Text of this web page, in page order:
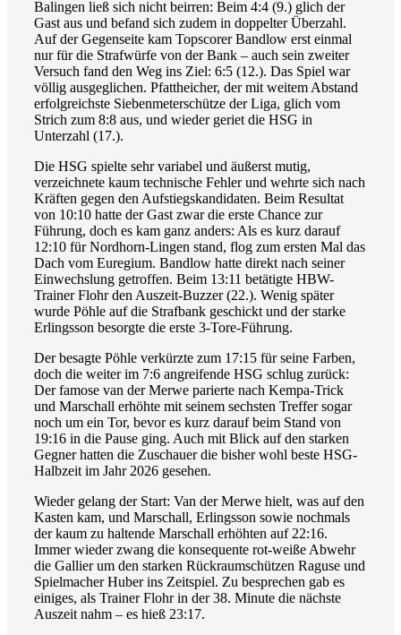
Balingen ließ sich nicht beirren: Beim 4:4 (9.) glich der
Gast aus und befand sich zudem in doppelter Überzahl.
Auf der Gegenseite kam Topscorer Bandlow erst einmal
nur für die Strafwürfe von der Bank – auch sein zweiter
Versuch fand den Weg ins Ziel: 6:5 (12.). Das Spiel war
völlig ausgeglichen. Pfattheicher, der mit weitem Abstand
erfolgreichste Siebenmeterschütze der Liga, glich vom
Strich zum 8:8 aus, und wieder geriet die HSG in
Unterzahl (17.).
Die HSG spielte sehr variabel und äußerst mutig,
verzeichnete kaum technische Fehler und wehrte sich nach
Kräften gegen den Aufstiegskandidaten. Beim Resultat
von 10:10 hatte der Gast zwar die erste Chance zur
Führung, doch es kam ganz anders: Als es kurz darauf
12:10 für Nordhorn-Lingen stand, flog zum ersten Mal das
Dach vom Euregium. Bandlow hatte direkt nach seiner
Einwechslung getroffen. Beim 13:11 betätigte HBW-
Trainer Flohr den Auszeit-Buzzer (22.). Wenig später
wurde Pöhle auf die Strafbank geschickt und der starke
Erlingsson besorgte die erste 3-Tore-Führung.
Der besagte Pöhle verkürzte zum 17:15 für seine Farben,
doch die weiter im 7:6 angreifende HSG schlug zurück:
Der famose van der Merwe parierte nach Kempa-Trick
und Marschall erhöhte mit seinem sechsten Treffer sogar
noch um ein Tor, bevor es kurz darauf beim Stand von
19:16 in die Pause ging. Auch mit Blick auf den starken
Gegner hatten die Zuschauer die bisher wohl beste HSG-
Halbzeit im Jahr 2026 gesehen.
Wieder gelang der Start: Van der Merwe hielt, was auf den
Kasten kam, und Marschall, Erlingsson sowie nochmals
der kaum zu haltende Marschall erhöhten auf 22:16.
Immer wieder zwang die konsequente rot-weiße Abwehr
die Gallier um den starken Rückraumschützen Raguse und
Spielmacher Huber ins Zeitspiel. Zu besprechen gab es
einiges, als Trainer Flohr in der 38. Minute die nächste
Auszeit nahm – es hieß 23:17.